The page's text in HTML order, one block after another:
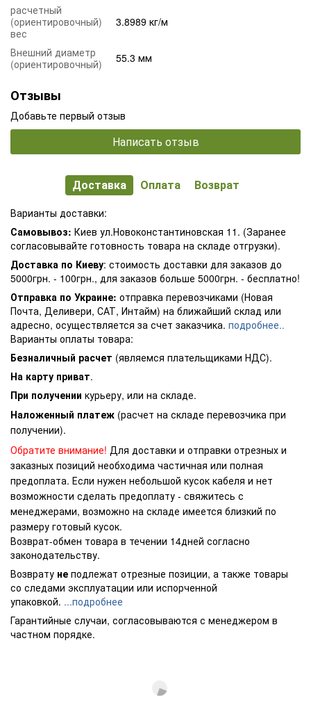
расчетный
(ориентировочный)
вес
3.8989 кг/м
Внешний диаметр
(ориентировочный)
55.3 мм
Отзывы
Добавьте первый отзыв
Написать отзыв
Доставка Оплата Возврат
Варианты доставки:
Самовывоз: Киев ул.Новоконстантиновская 11. (Заранее
согласовывайте готовность товара на складе отгрузки).
Доставка по Киеву: стоимость доставки для заказов до
5000грн. - 100грн., для заказов больше 5000грн. - бесплатно!
Отправка по Украине: отправка перевозчиками (Новая
Почта, Деливери, САТ, Интайм) на ближайший склад или
адресно, осуществляется за счет заказчика. подробнее..
Варианты оплаты товара:
Безналичный расчет (являемся плательщиками НДС).
На карту приват.
При получении курьеру, или на складе.
Наложенный платеж (расчет на складе перевозчика при
получении).
Обратите внимание! Для доставки и отправки отрезных и
заказных позиций необходима частичная или полная
предоплата. Если нужен небольшой кусок кабеля и нет
возможности сделать предоплату - свяжитесь с
менеджерами, возможно на складе имеется близкий по
размеру готовый кусок.
Возврат-обмен товара в течении 14дней согласно
законодательству.
Возврату не подлежат отрезные позиции, а также товары
со следами эксплуатации или испорченной
упаковкой. ...подробнее
Гарантийные случаи, согласовываются с менеджером в
частном порядке.